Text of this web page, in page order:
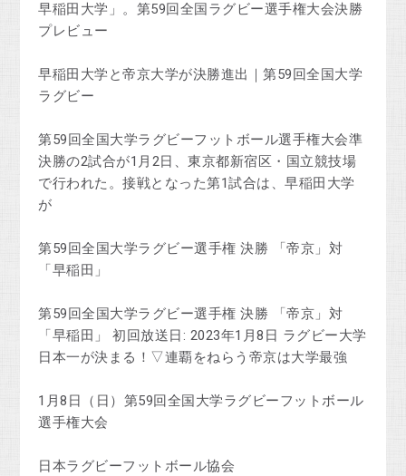
早稲田大学」。第59回全国ラグビー選手権大会決勝
プレビュー
早稲田大学と帝京大学が決勝進出｜第59回全国大学
ラグビー
第59回全国大学ラグビーフットボール選手権大会準
決勝の2試合が1月2日、東京都新宿区・国立競技場
で行われた。接戦となった第1試合は、早稲田大学
が
第59回全国大学ラグビー選手権 決勝 「帝京」対
「早稲田」
第59回全国大学ラグビー選手権 決勝 「帝京」対
「早稲田」 初回放送日: 2023年1月8日 ラグビー大学
日本一が決まる！▽連覇をねらう帝京は大学最強
1月8日（日）第59回全国大学ラグビーフットボール
選手権大会
日本ラグビーフットボール協会